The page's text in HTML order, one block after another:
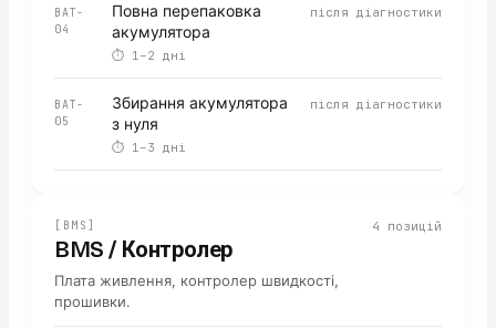
BAT-
04
Повна перепаковка
акумулятора
⏱ 1–2 дні
після діагностики
BAT-
05
Збирання акумулятора
з нуля
⏱ 1–3 дні
після діагностики
[ BMS ]
BMS / Контролер
Плата живлення, контролер швидкості,
прошивки.
4 позицій